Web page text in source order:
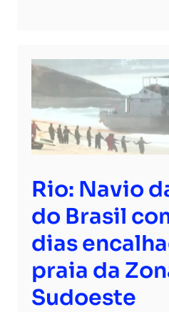
Rio: Navio
do Brasil
dias
praia da
Sudoeste